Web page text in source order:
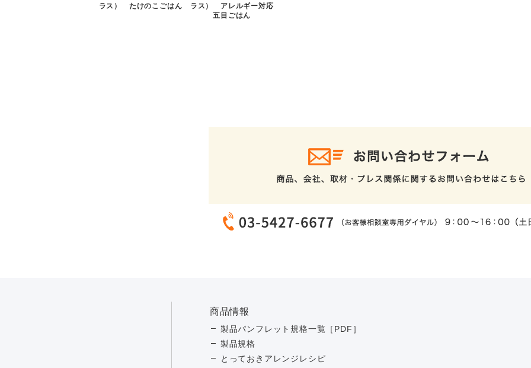
ラス） たけのこごはん
ラス） アレルギー対応
五目ごはん
商品情報
製品パンフレット規格一覧［PDF］
製品規格
とっておきアレンジレシピ